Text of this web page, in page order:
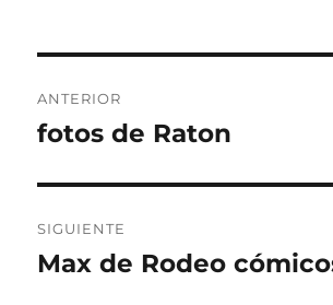
de
ANTERIOR
Entrada
fotos de Raton
SIGUIENTE
Entrada
Max de Rodeo